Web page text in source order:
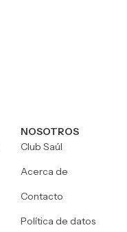
NOSOTROS
Club Saúl
Acerca de
Contacto
Política de datos